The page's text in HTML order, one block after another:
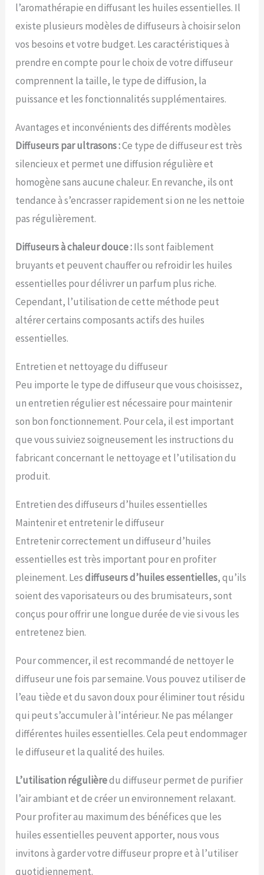
l’aromathérapie en diffusant les huiles essentielles. Il
existe plusieurs modèles de diffuseurs à choisir selon
vos besoins et votre budget. Les caractéristiques à
prendre en compte pour le choix de votre diffuseur
comprennent la taille, le type de diffusion, la
puissance et les fonctionnalités supplémentaires.
Avantages et inconvénients des différents modèles
Diffuseurs par ultrasons :Ce type de diffuseur est très
silencieux et permet une diffusion régulière et
homogène sans aucune chaleur. En revanche, ils ont
tendance à s’encrasser rapidement si on ne les nettoie
pas régulièrement.
Diffuseurs à chaleur douce :Ils sont faiblement
bruyants et peuvent chauffer ou refroidir les huiles
essentielles pour délivrer un parfum plus riche.
Cependant, l’utilisation de cette méthode peut
altérer certains composants actifs des huiles
essentielles.
Entretien et nettoyage du diffuseur
Peu importe le type de diffuseur que vous choisissez,
un entretien régulier est nécessaire pour maintenir
son bon fonctionnement. Pour cela, il est important
que vous suiviez soigneusement les instructions du
fabricant concernant le nettoyage et l’utilisation du
produit.
Entretien des diffuseurs d’huiles essentielles
Maintenir et entretenir le diffuseur
Entretenir correctement un diffuseur d’huiles
essentielles est très important pour en profiter
pleinement. Lesdiffuseurs d’huiles essentielles, qu’ils
soient des vaporisateurs ou des brumisateurs, sont
conçus pour offrir une longue durée de vie si vous les
entretenez bien.
Pour commencer, il est recommandé de nettoyer le
diffuseur une fois par semaine. Vous pouvez utiliser de
l’eau tiède et du savon doux pour éliminer tout résidu
qui peut s’accumuler à l’intérieur. Ne pas mélanger
différentes huiles essentielles. Cela peut endommager
le diffuseur et la qualité des huiles.
L’utilisation régulièredu diffuseur permet de purifier
l’air ambiant et de créer un environnement relaxant.
Pour profiter au maximum des bénéfices que les
huiles essentielles peuvent apporter, nous vous
invitons à garder votre diffuseur propre et à l’utiliser
quotidiennement.